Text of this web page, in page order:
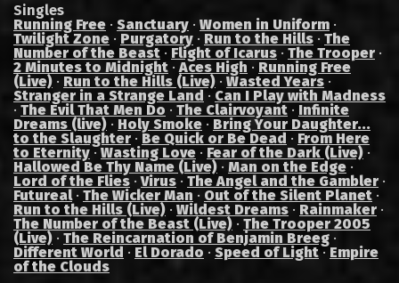
Singles
Running Free · Sanctuary · Women in Uniform ·
Twilight Zone · Purgatory · Run to the Hills · The
Number of the Beast · Flight of Icarus · The Trooper ·
2 Minutes to Midnight ·Aces High · Running Free
(Live) · Run to the Hills (Live) · Wasted Years ·
Stranger in a Strange Land · Can I Play with Madness
· The Evil That Men Do · The Clairvoyant · Infinite
Dreams (live) · Holy Smoke · Bring Your Daughter...
to the Slaughter · Be Quick or Be Dead · From Here
to Eternity·Wasting Love · Fear of the Dark (Live) ·
Hallowed Be Thy Name (Live) · Man on the Edge ·
Lord of the Flies ·Virus · The Angel and the Gambler ·
Futureal· The Wicker Man · Out of the Silent Planet ·
Run to the Hills (Live) · Wildest Dreams · Rainmaker ·
The Number of the Beast (Live) · The Trooper 2005
(Live) · The Reincarnation of Benjamin Breeg ·
Different World · El Dorado · Speed of Light·Empire
of the Clouds